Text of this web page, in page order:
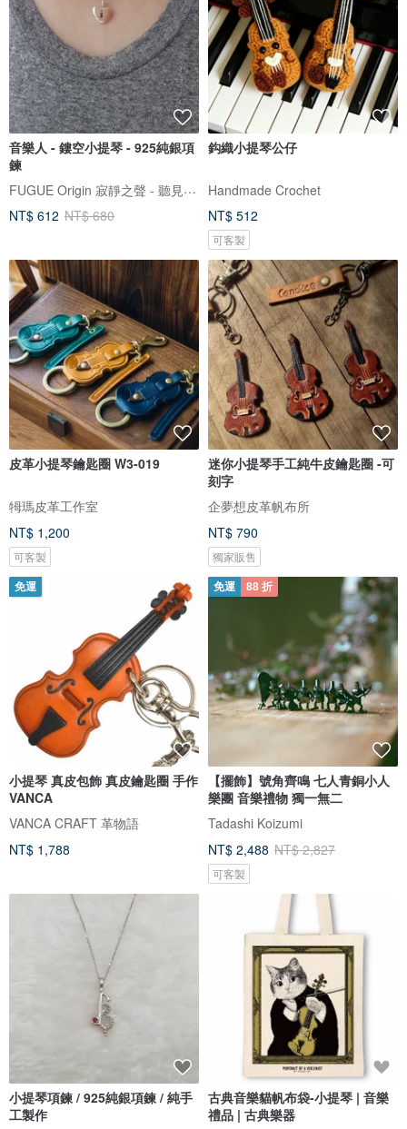
音樂人 - 鏤空小提琴 - 925純銀項
鍊
FUGUE Origin 寂靜之聲 - 聽見靜默的人，才聽得到自己
NT$ 612 NT$ 680
鈎織小提琴公仔
Handmade Crochet
NT$ 512
可客製
皮革小提琴鑰匙圈 W3-019
牳瑪皮革工作室
NT$ 1,200
可客製
迷你小提琴手工純牛皮鑰匙圈 -可
刻字
企夢想皮革帆布所
NT$ 790
獨家販售
免運
小提琴 真皮包飾 真皮鑰匙圈 手作
VANCA
VANCA CRAFT 革物語
NT$ 1,788
免運 88 折
【擺飾】號角齊鳴 七人青銅小人
樂團 音樂禮物 獨一無二
Tadashi Koizumi
NT$ 2,488 NT$ 2,827
可客製
小提琴項鍊 / 925純銀項鍊 / 純手
工製作
古典音樂貓帆布袋-小提琴 | 音樂
禮品 | 古典樂器